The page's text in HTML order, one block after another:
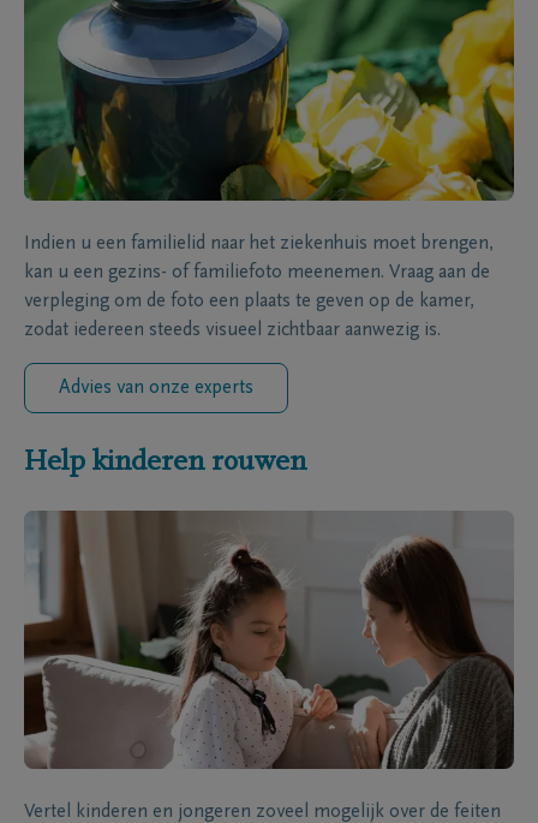
Indien u een familielid naar het ziekenhuis moet brengen,
kan u een gezins- of familiefoto meenemen. Vraag aan de
verpleging om de foto een plaats te geven op de kamer,
zodat iedereen steeds visueel zichtbaar aanwezig is.
Advies van onze experts
Help kinderen rouwen
Vertel kinderen en jongeren zoveel mogelijk over de feiten